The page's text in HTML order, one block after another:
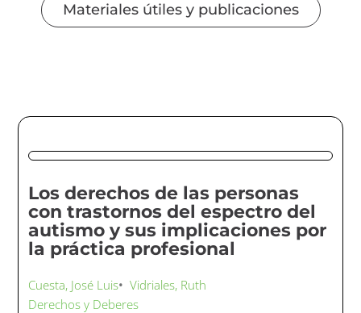
Materiales útiles y publicaciones
Los derechos de las personas
con trastornos del espectro del
autismo y sus implicaciones por
la práctica profesional
Cuesta, José Luis•Vidriales, Ruth
Derechos y Deberes